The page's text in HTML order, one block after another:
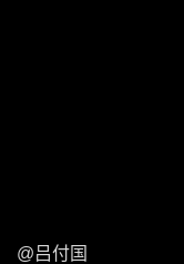
@吕付国